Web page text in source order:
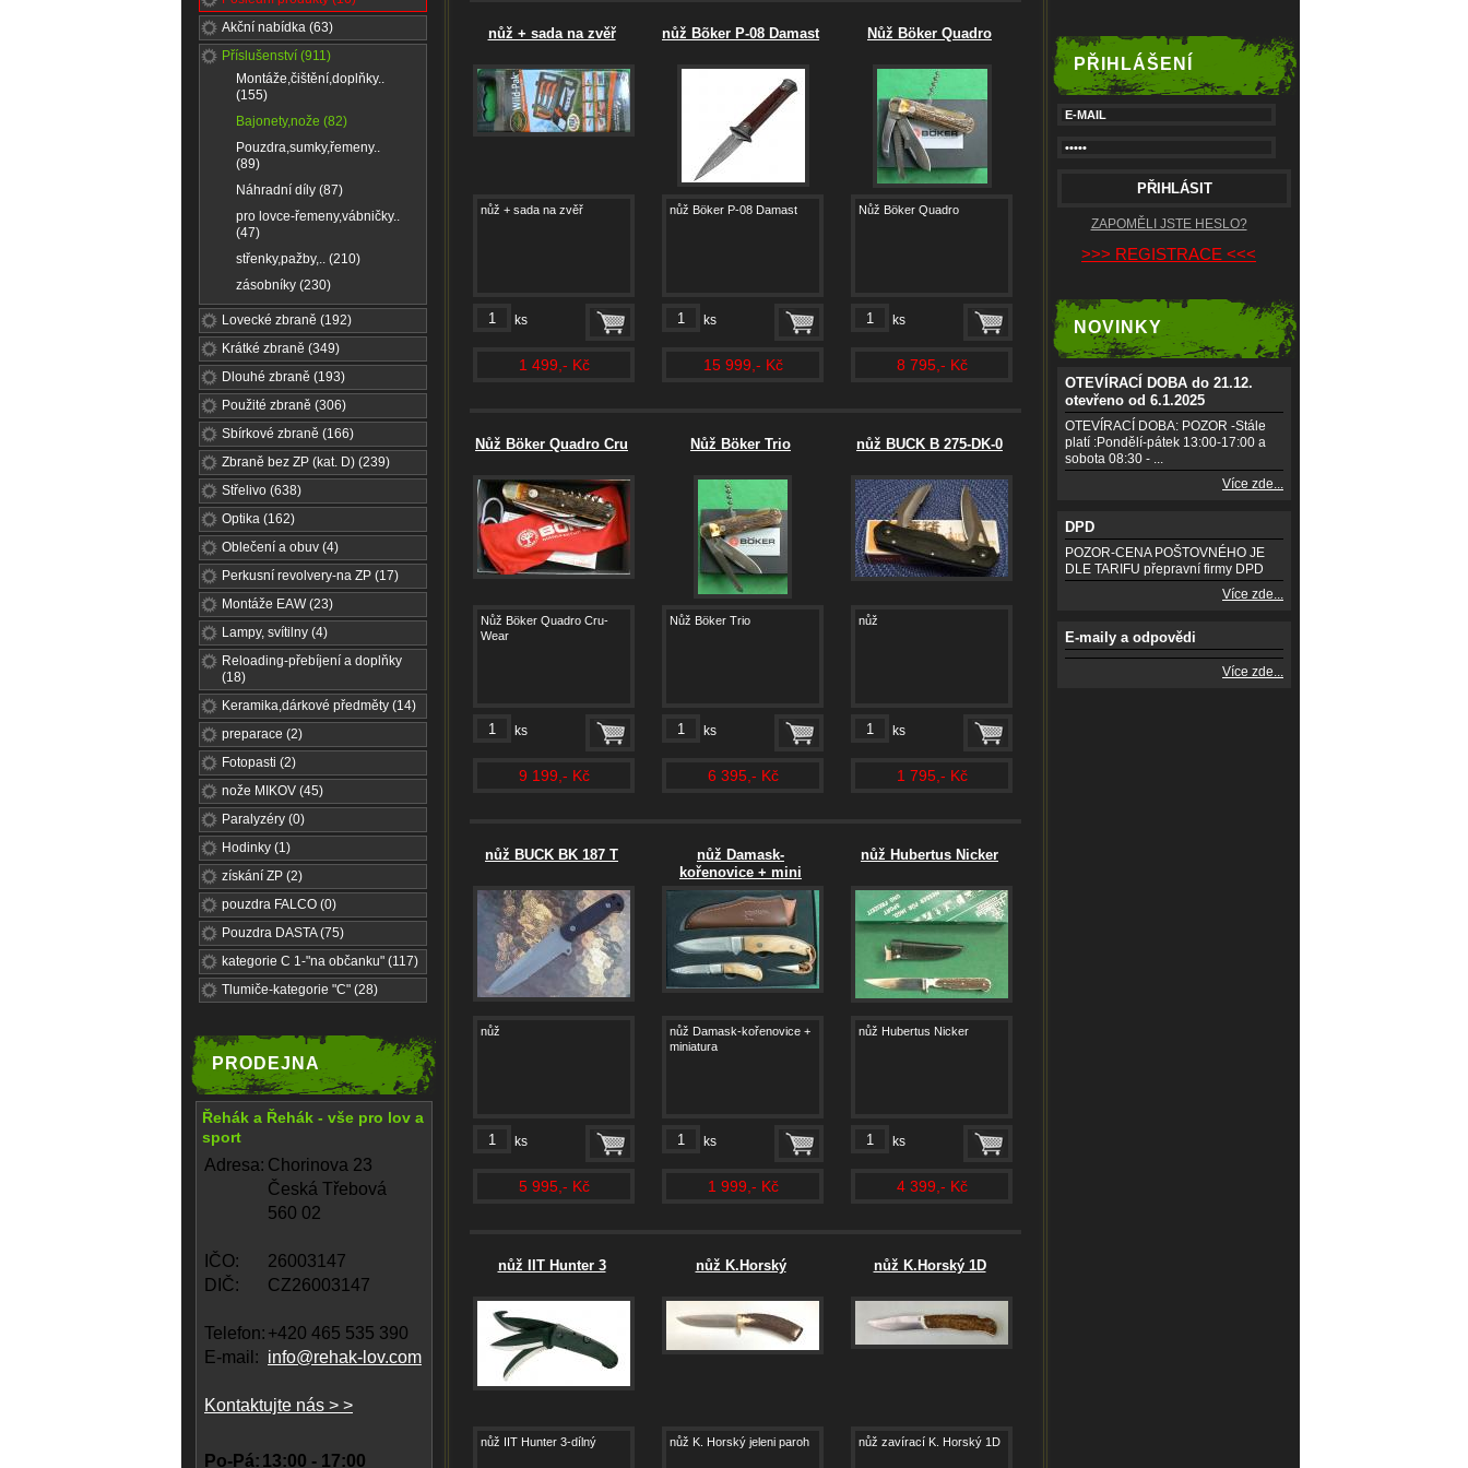
Akční nabídka (63)
Příslušenství (911)
Montáže,čištění,doplňky..
(155)
Bajonety,nože (82)
Pouzdra,sumky,řemeny..
(89)
Náhradní díly (87)
pro lovce-řemeny,vábničky..
(47)
střenky,pažby,.. (210)
zásobníky (230)
Lovecké zbraně (192)
Krátké zbraně (349)
Dlouhé zbraně (193)
Použité zbraně (306)
Sbírkové zbraně (166)
Zbraně bez ZP (kat. D) (239)
Střelivo (638)
Optika (162)
Oblečení a obuv (4)
Perkusní revolvery-na ZP (17)
Montáže EAW (23)
Lampy, svítilny (4)
Reloading-přebíjení a doplňky
(18)
Keramika,dárkové předměty (14)
preparace (2)
Fotopasti (2)
nože MIKOV (45)
Paralyzéry (0)
Hodinky (1)
získání ZP (2)
pouzdra FALCO (0)
Pouzdra DASTA (75)
kategorie C 1-"na občanku" (117)
Tlumiče-kategorie "C" (28)
PRODEJNA
Řehák a Řehák - vše pro lov a
sport
Adresa: Chorinova 23
Česká Třebová
560 02
IČO:
26003147
DIČ:
CZ26003147
Telefon: +420 465 535 390
E-mail: info@rehak-lov.com
Kontaktujte nás > >
Po-Pá: 13:00 - 17:00
nůž + sada na zvěř
nůž + sada na zvěř
ks
1 499,- Kč
nůž Bõker P-08 Damast
nůž Böker P-08 Damast
ks
15 999,- Kč
Nůž Böker Quadro
Nůž Böker Quadro
ks
8 795,- Kč
Nůž Böker Quadro Cru
Nůž Böker Quadro Cru-
Wear
ks
9 199,- Kč
Nůž Böker Trio
Nůž Böker Trio
ks
6 395,- Kč
nůž BUCK B 275-DK-0
nůž
ks
1 795,- Kč
nůž BUCK BK 187 T
nůž
ks
5 995,- Kč
nůž Damask-
kořenovice + mini
nůž Damask-kořenovice +
miniatura
ks
1 999,- Kč
nůž Hubertus Nicker
nůž Hubertus Nicker
ks
4 399,- Kč
nůž IIT Hunter 3
nůž IIT Hunter 3-dílný
nůž K.Horský
nůž K. Horský jeleni paroh
nůž K.Horský 1D
nůž zavírací K. Horský 1D
PŘIHLÁŠENÍ
ZAPOMĚLI JSTE HESLO?
>>> REGISTRACE <<<
NOVINKY
OTEVÍRACÍ DOBA do 21.12.
otevřeno od 6.1.2025
OTEVÍRACÍ DOBA: POZOR -Stále
platí :Pondělí-pátek 13:00-17:00 a
sobota 08:30 - ...
Více zde...
DPD
POZOR-CENA POŠTOVNÉHO JE
DLE TARIFU přepravní firmy DPD
Více zde...
E-maily a odpovědi
Více zde...